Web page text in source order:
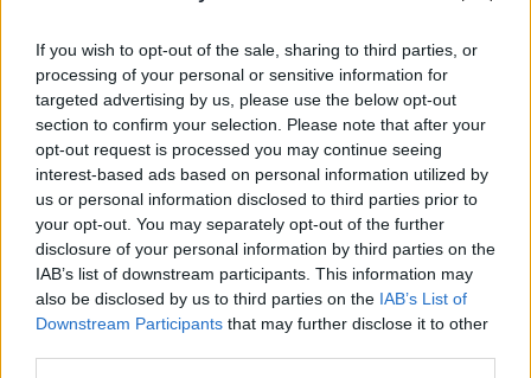
If you wish to opt-out of the sale, sharing to third parties, or
processing of your personal or sensitive information for
targeted advertising by us, please use the below opt-out
section to confirm your selection. Please note that after your
opt-out request is processed you may continue seeing
interest-based ads based on personal information utilized by
us or personal information disclosed to third parties prior to
your opt-out. You may separately opt-out of the further
disclosure of your personal information by third parties on the
IAB’s list of downstream participants. This information may
also be disclosed by us to third parties on the IAB’s List of
Downstream Participants that may further disclose it to other
της Χαμάς στο Κατάρ.
«ΣτηΜέση Ανατολή , είμαστε πολύ κοντά σε
εκεχειρία και σε συμφωνία για τους
ομήρους»,δήλωσε οΜπλίνκεν κατά τη
διάρκεια συνέντευξης Τύπου που
παραχώρησε με τον Γάλλο ομόλογό του
Νοέλ Μπαρό.
Τον τελευταίο και πλέον χρόνο, τοΚατάρ
συμμετέχει μαζί με τις
Ηνωμένες Πολιτείες